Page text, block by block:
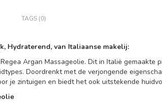
TAGS (0)
Hydraterend, van Italiaanse makelij:
Argan Massageolie. Dit in Italië
Doordrenkt met de verjongende
je zintuigen en biedt het ook uitstekende